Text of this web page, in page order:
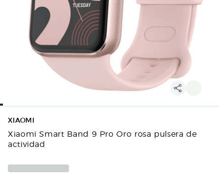
XIAOMI
Xiaomi Smart Band 9 Pro Oro rosa pulsera de
actividad